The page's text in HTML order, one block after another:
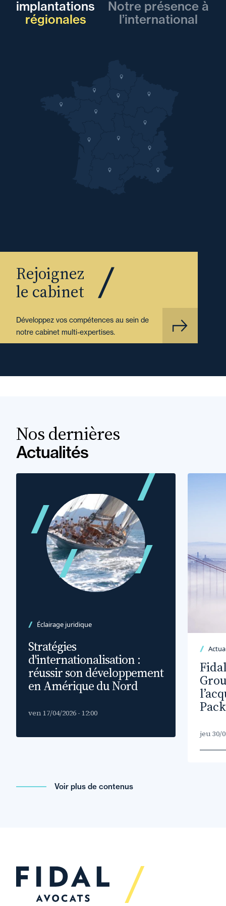
implantations
régionales
Notre présence à
l’international
Rejoignez
le cabinet
Développez vos compétences au sein de
notre cabinet multi-expertises.
Nos dernières
Actualités
Éclairage juridique
Stratégies
d'internationalisation :
réussir son développement
en Amérique du Nord
ven 17/04/2026 - 12:00
jeu 30/
Voir plus de contenus